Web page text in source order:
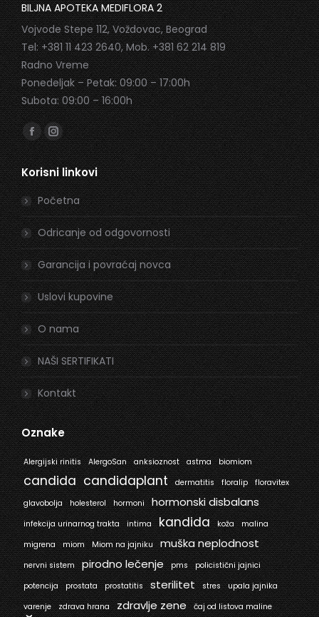
BILJNA APOTEKA MEDIFLORA 2
Vojvode Stepe 112, Voždovac, Beograd
Tel: +381 11 423 2640, Mob. +381 62 214 819
Radno Vreme
Ponedeljak – Petak: 09:00 – 17:00h
Subota: 09:00 – 16:00h
Find us on:
Facebook
page
opens
in
new
window
Instagram
page
opens
in
new
window
Korisni linkovi
Početna
Odricanje od odgovornosti
Garancija i povraćaj novca
Uslovi kupovine
O nama
NAŠI SERTIFIKATI
Kontakt
Oznake
Alergijski rinitis AlergoSan anksioznost astma biomiom
candida candidaplant dermatitis floralip
floravitex
glavobolja
holesterol hormoni hormonski disbalans
infekcija urinarnog trakta intima kandida koža
malina
migrena
miom Miom na jajniku muška neplodnost
nervni sistem pirodno lečenje pms
policistični jajnici
potencija
prostata prostatitis sterilitet stres
upala jajnika
varenje
zdrava hrana zdravlje zene čaj od listova maline